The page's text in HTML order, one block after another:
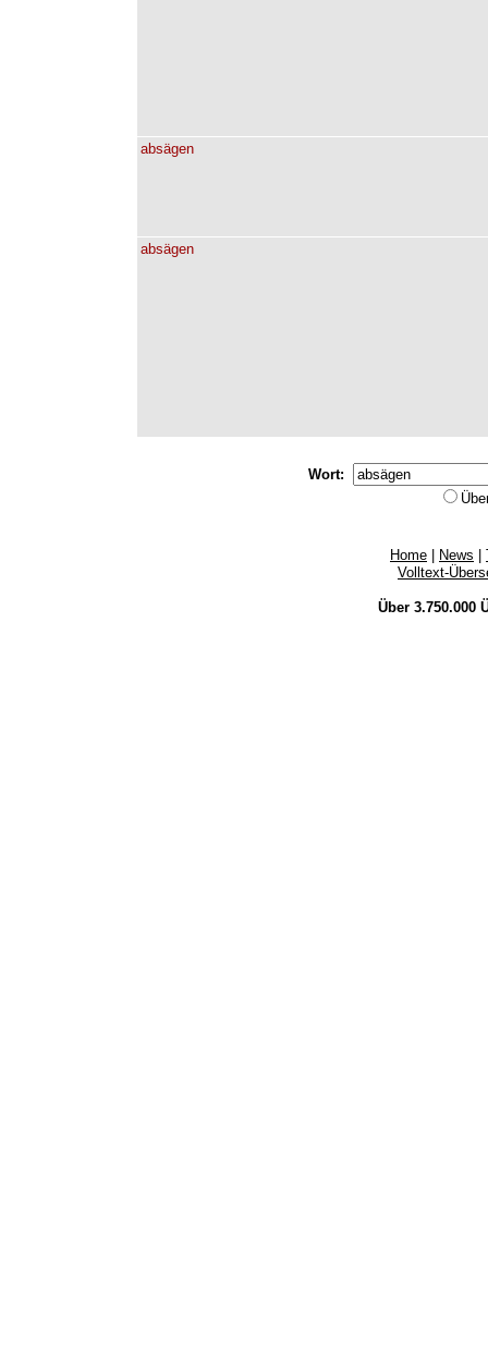
absägen
absägen
Wort:
Home News
Volltext-
Über 3.750.000